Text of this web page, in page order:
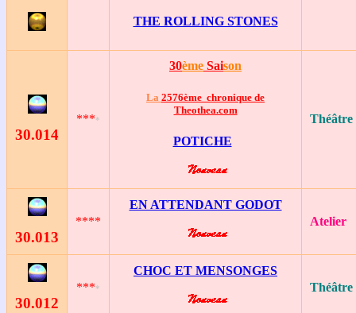
THE ROLLING STONES
30.014
****
30ème Saison
La 2576ème chronique de
Theothea.com
POTICHE
30.013
****
EN ATTENDANT GODOT
Atelier
30.012
****
CHOC ET MENSONGES
Théâtre